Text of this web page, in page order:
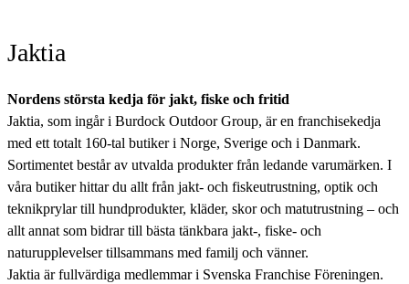
Jaktia
Nordens största kedja för jakt, fiske och fritid
Jaktia, som ingår i Burdock Outdoor Group, är en franchisekedja
med ett totalt 160-tal butiker i Norge, Sverige och i Danmark.
Sortimentet består av utvalda produkter från ledande varumärken. I
våra butiker hittar du allt från jakt- och fiskeutrustning, optik och
teknikprylar till hundprodukter, kläder, skor och matutrustning – och
allt annat som bidrar till bästa tänkbara jakt-, fiske- och
naturupplevelser tillsammans med familj och vänner.
Jaktia är fullvärdiga medlemmar i Svenska Franchise Föreningen.